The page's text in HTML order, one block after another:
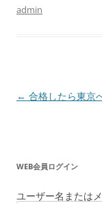
admin
投
ゲ
ー
← 合格したら東京
WEB会員ログイン
ユーザー名または